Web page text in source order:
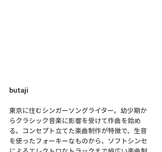
butaji
東京に住むシンガーソングライター。幼少期か
らクラシック音楽に影響を受けて作曲を始め
る。コンセプト立てた楽曲制作が特徴で、生音
を使ったフォーキーなものから、ソフトシンセ